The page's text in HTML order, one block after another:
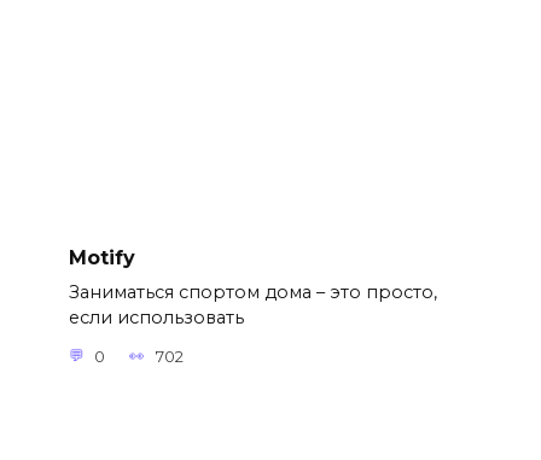
Motify
Заниматься спортом дома – это просто,
если использовать
0 702